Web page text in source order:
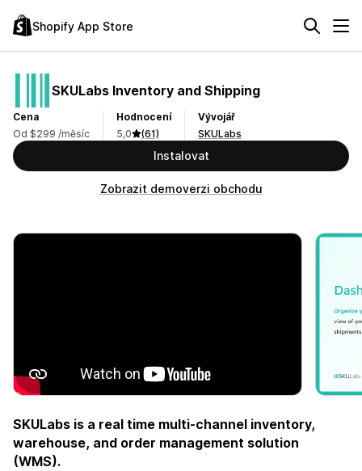
Shopify App Store
SKULabs Inventory and Shipping
Cena
Od $299 /měsíc
Hodnocení
5,0
(61)
Vývojář
SKULabs
Instalovat
Zobrazit demoverzi obchodu
SKULabs is a real time multi-channel inventory,
warehouse, and order management solution
(WMS).